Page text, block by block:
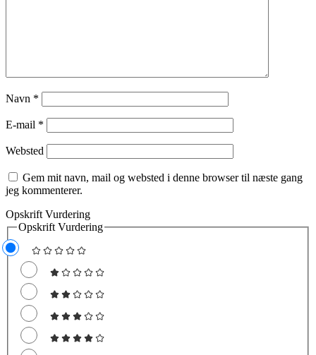
Navn *
E-mail *
Websted
Gem mit navn, mail og websted i denne browser til næste gang
jeg kommenterer.
Opskrift Vurdering
Opskrift Vurdering